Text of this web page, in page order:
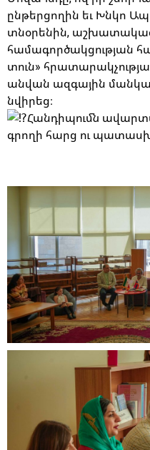
ընթերցողին եւ Խնկո
տնօրենին,
համագործակցության
տուն»
անվան ազգային
նվիրեց։
Հանդիպումն
գրողի հարց ու